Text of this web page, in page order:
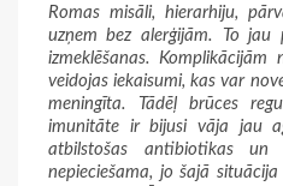
Romas misāli, hierarhiju,
uzņem bez alerģijām. To jau
izmeklēšanas. Komplikācijām
veidojas iekaisumi, kas var
meningīta. Tādēļ brūces
imunitāte ir bijusi vāja jau
atbilstošas antibiotikas un
nepieciešama, jo šajā